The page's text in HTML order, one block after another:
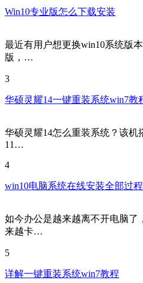
Win10专业版怎么下载安装
最近有用户想更换win10系统版
版，…
3
华硕灵耀14一键重装系统win7教
华硕灵耀14怎么重装系统？该机
11…
4
win10电脑系统在线安装全部过程
如今办公是越来越离不开电脑了
来越卡…
5
详解一键重装系统win7教程